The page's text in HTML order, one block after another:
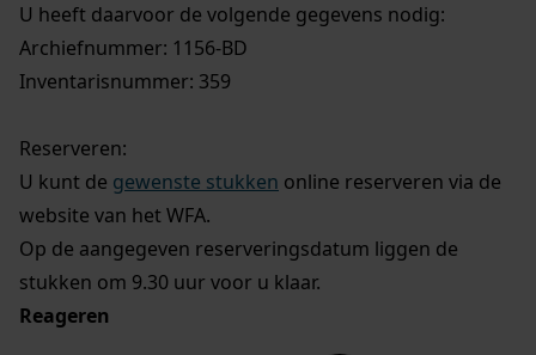
U heeft daarvoor de volgende gegevens nodig:
Archiefnummer: 1156-BD
Inventarisnummer: 359
Reserveren:
U kunt de gewenste stukken online reserveren via de
website van het WFA.
Op de aangegeven reserveringsdatum liggen de
stukken om 9.30 uur voor u klaar.
Reageren